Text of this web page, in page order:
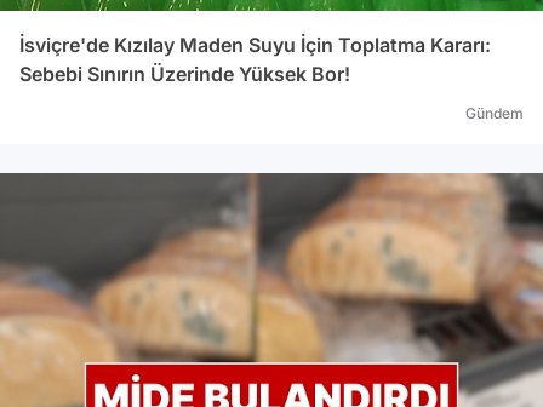
İsviçre'de Kızılay Maden Suyu İçin Toplatma Kararı:
Sebebi Sınırın Üzerinde Yüksek Bor!
Gündem